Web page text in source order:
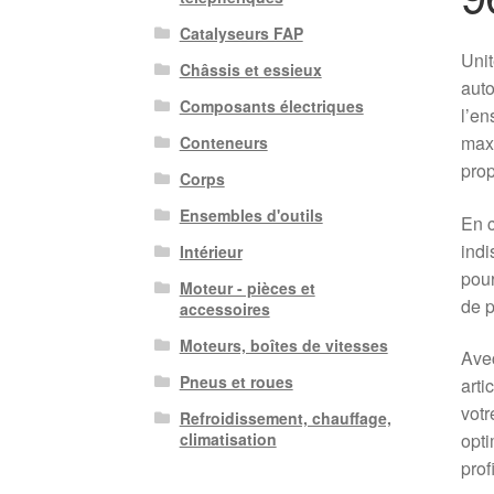
En
de
Catalyseurs FAP
Châssis et essieux
Composants électriques
Conteneurs
Corps
Ensembles d'outils
Intérieur
Moteur - pièces et
accessoires
Moteurs, boîtes de vitesses
Pneus et roues
Refroidissement, chauffage,
climatisation